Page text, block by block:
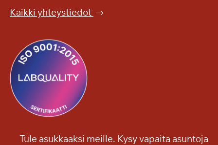
Kaikki yhteystiedot
Tule asukkaaksi meille. Kysy vapaita asuntoja